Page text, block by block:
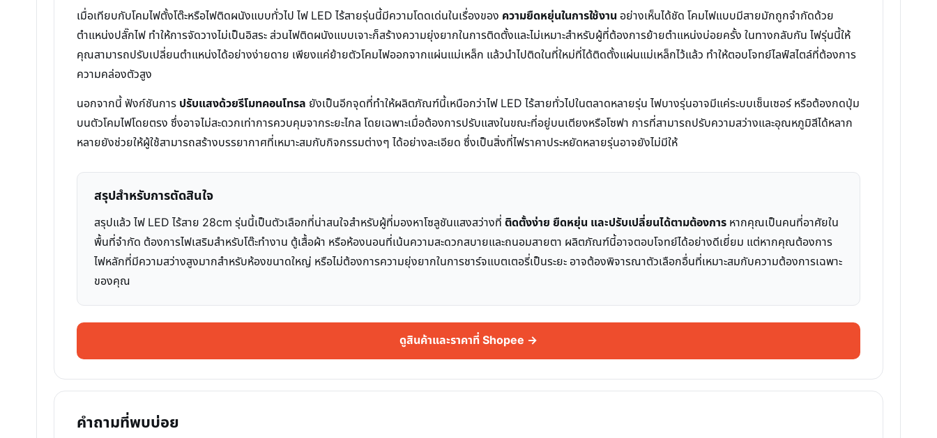
เมื่อเทียบกับโคมไฟตั้งโต๊ะหรือไฟติดผนังแบบทั่วไป ไฟ LED ไร้สายรุ่นนี้มีความโดดเด่นในเรื่องของ ความยืดหยุ่นในการใช้งาน อย่างเห็นได้ชัด โคมไฟแบบมีสายมักถูกจำกัดด้วย
ตำแหน่งปลั๊กไฟ ทำให้การจัดวางไม่เป็นอิสระ ส่วนไฟติดผนังแบบเจาะก็สร้างความยุ่งยากในการติดตั้งและไม่เหมาะสำหรับผู้ที่ต้องการย้ายตำแหน่งบ่อยครั้ง ในทางกลับกัน ไฟรุ่นนี้ให้
คุณสามารถปรับเปลี่ยนตำแหน่งได้อย่างง่ายดาย เพียงแค่ย้ายตัวโคมไฟออกจากแผ่นแม่เหล็ก แล้วนำไปติดในที่ใหม่ที่ได้ติดตั้งแผ่นแม่เหล็กไว้แล้ว ทำให้ตอบโจทย์ไลฟ์สไตล์ที่ต้องการ
ความคล่องตัวสูง
นอกจากนี้ ฟังก์ชันการ ปรับแสงด้วยรีโมทคอนโทรล ยังเป็นอีกจุดที่ทำให้ผลิตภัณฑ์นี้เหนือกว่าไฟ LED ไร้สายทั่วไปในตลาดหลายรุ่น ไฟบางรุ่นอาจมีแค่ระบบเซ็นเซอร์ หรือต้องกดปุ่ม
บนตัวโคมไฟโดยตรง ซึ่งอาจไม่สะดวกเท่าการควบคุมจากระยะไกล โดยเฉพาะเมื่อต้องการปรับแสงในขณะที่อยู่บนเตียงหรือโซฟา การที่สามารถปรับความสว่างและอุณหภูมิสีได้หลาก
หลายยังช่วยให้ผู้ใช้สามารถสร้างบรรยากาศที่เหมาะสมกับกิจกรรมต่างๆ ได้อย่างละเอียด ซึ่งเป็นสิ่งที่ไฟราคาประหยัดหลายรุ่นอาจยังไม่มีให้
สรุปสำหรับการตัดสินใจ
สรุปแล้ว ไฟ LED ไร้สาย 28cm รุ่นนี้เป็นตัวเลือกที่น่าสนใจสำหรับผู้ที่มองหาโซลูชันแสงสว่างที่ ติดตั้งง่าย ยืดหยุ่น และปรับเปลี่ยนได้ตามต้องการ หากคุณเป็นคนที่อาศัยใน
พื้นที่จำกัด ต้องการไฟเสริมสำหรับโต๊ะทำงาน ตู้เสื้อผ้า หรือห้องนอนที่เน้นความสะดวกสบายและถนอมสายตา ผลิตภัณฑ์นี้อาจตอบโจทย์ได้อย่างดีเยี่ยม แต่หากคุณต้องการ
ไฟหลักที่มีความสว่างสูงมากสำหรับห้องขนาดใหญ่ หรือไม่ต้องการความยุ่งยากในการชาร์จแบตเตอรี่เป็นระยะ อาจต้องพิจารณาตัวเลือกอื่นที่เหมาะสมกับความต้องการเฉพาะ
ของคุณ
ดูสินค้าและราคาที่ Shopee →
คำถามที่พบบ่อย